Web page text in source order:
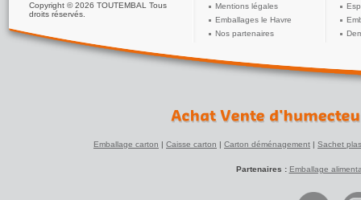
Une solution
environnements
Copyright © 2026 TOUTEMBAL Tous
droits réservés.
Mentions légales
Emballages le Havre
Nos partenaires
Emballage carton | Caisse carton | Carton déménagement | Sachet
Partenaires : Emballage